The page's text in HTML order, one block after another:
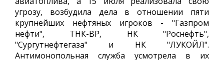
угрозу, возбудила дела в отношении пяти
крупнейших нефтяных игроков - "Газпром
нефти", ТНК-ВР, НК "Роснефть",
"Сургутнефтегаза" и НК "ЛУКОЙЛ".
Антимонопольная служба усмотрела в их